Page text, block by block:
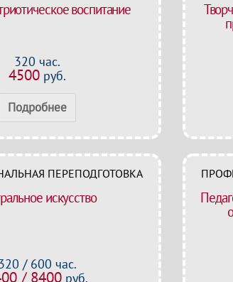
воспитание
320 час.
4500руб.
Подробнее
ПЕРЕПОДГОТОВКА
искусство
/ 600 час.
/ 8400 руб.